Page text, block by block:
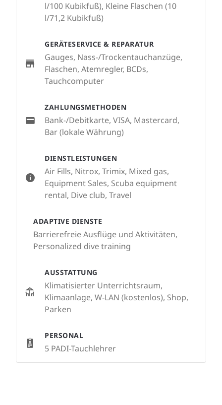
DIENSTLEISTUNGEN
Air Fills, Nitrox, Trimix, Mixed gas,
Equipment Sales, Scuba equipment
rental, Dive club, Travel
ADAPTIVE DIENSTE
Barrierefreie Ausflüge und Aktivitäten,
Personalized dive training
AUSSTATTUNG
Klimatisierter Unterrichtsraum,
Klimaanlage, W-LAN (kostenlos), Shop,
Parken
PERSONAL
5 PADI-Tauchlehrer
l/100 Kubikfuß), Kleine Flaschen (10
l/71,2 Kubikfuß)
GERÄTESERVICE & REPARATUR
Gauges, Nass-/Trockentauchanzüge,
Flaschen, Atemregler, BCDs,
Tauchcomputer
ZAHLUNGSMETHODEN
Bank-/Debitkarte, VISA, Mastercard,
Bar (lokale Währung)